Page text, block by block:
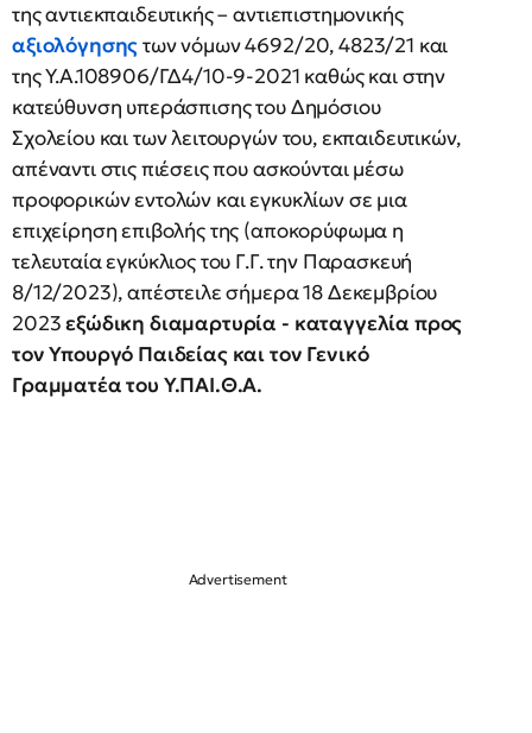
της αντιεκπαιδευτικής – αντιεπιστημονικής
αξιολόγησηςτων νόμων 4692/20, 4823/21 και
της Υ.Α.108906/ΓΔ4/10-9-2021 καθώς και στην
κατεύθυνση υπεράσπισης του Δημόσιου
Σχολείου και των λειτουργών του, εκπαιδευτικών,
απέναντι στις πιέσεις που ασκούνται μέσω
προφορικών εντολών και εγκυκλίων σε μια
επιχείρηση επιβολής της (αποκορύφωμα η
τελευταία εγκύκλιος του Γ.Γ. την Παρασκευή
8/12/2023), απέστειλε σήμερα 18 Δεκεμβρίου
2023εξώδικη διαμαρτυρία - καταγγελία προς
τον Υπουργό Παιδείας και τον Γενικό
Γραμματέα του Υ.ΠΑΙ.Θ.Α.